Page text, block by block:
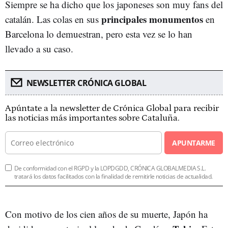
Siempre se ha dicho que los japoneses son muy fans del
catalán. Las colas en sus principales monumentos en
Barcelona lo demuestran, pero esta vez se lo han
llevado a su caso.
NEWSLETTER CRÓNICA GLOBAL
Apúntate a la newsletter de Crónica Global para recibir
las noticias más importantes sobre Cataluña.
APUNTARME
De conformidad con el RGPD y la LOPDGDD, CRÓNICA GLOBALMEDIA S.L.
tratará los datos facilitados con la finalidad de remitirle noticias de actualidad.
Con motivo de los cien años de su muerte, Japón ha